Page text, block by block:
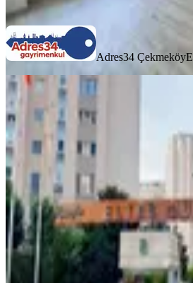
Ara
Adres34 Çekmeköy
YENİ
Ümraniye Eltes
2+1 Daire, Site
Ümraniye, Esenşehir
11.400.000 ₺
MARMARA-ART GAYRİMENKUL.